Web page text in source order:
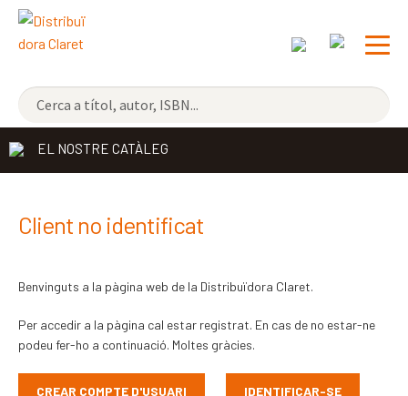
NOVETATS
ELS MÉS VENUTS
CONTACTE
CATALÀ
ESPAÑOL
EL NOSTRE CATÀLEG
Client no identificat
Benvinguts a la pàgina web de la Distribuïdora Claret.
Per accedir a la pàgina cal estar registrat. En cas de no estar-ne
podeu fer-ho a continuació. Moltes gràcies.
CREAR COMPTE D'USUARI IDENTIFICAR-SE